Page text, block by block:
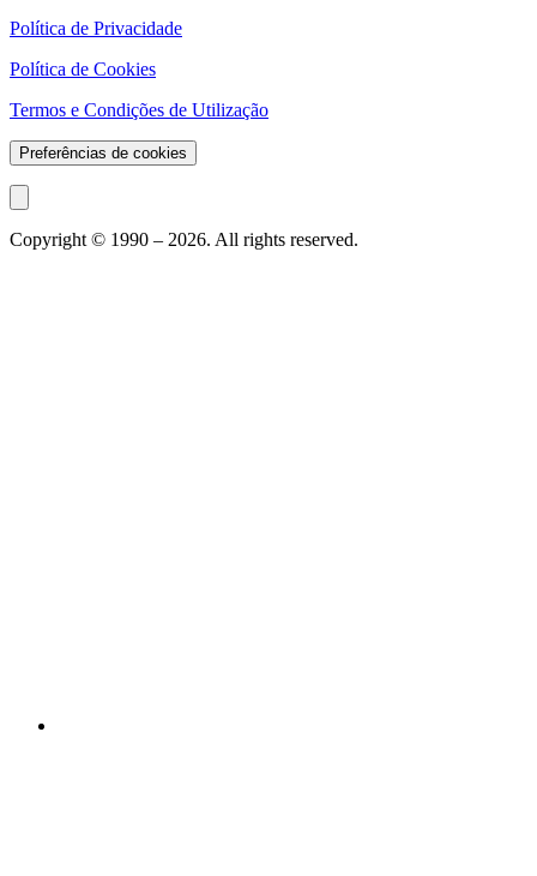
Política de Privacidade
Política de Cookies
Termos e Condições de Utilização
Preferências de cookies
Copyright © 1990 – 2026. All rights reserved.